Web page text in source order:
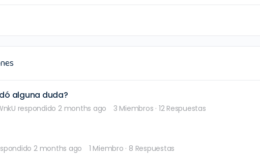
alguna duda?
respondido 2 months ago 3 Miembros · 12 Respuestas
2 months ago 1 Miembro · 8 Respuestas